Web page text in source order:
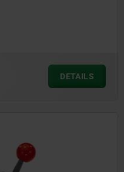
DETAILS